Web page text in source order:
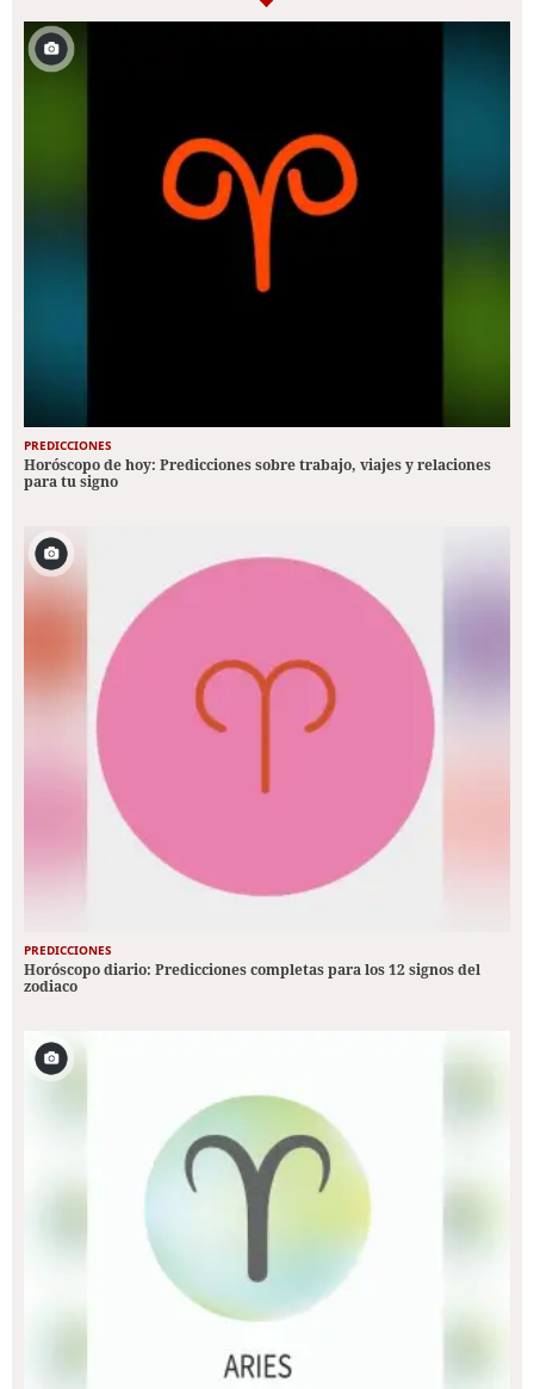
PREDICCIONES
Horóscopo de hoy: Predicciones sobre trabajo, viajes y relaciones
para tu signo
PREDICCIONES
Horóscopo diario: Predicciones completas para los 12 signos del
zodiaco